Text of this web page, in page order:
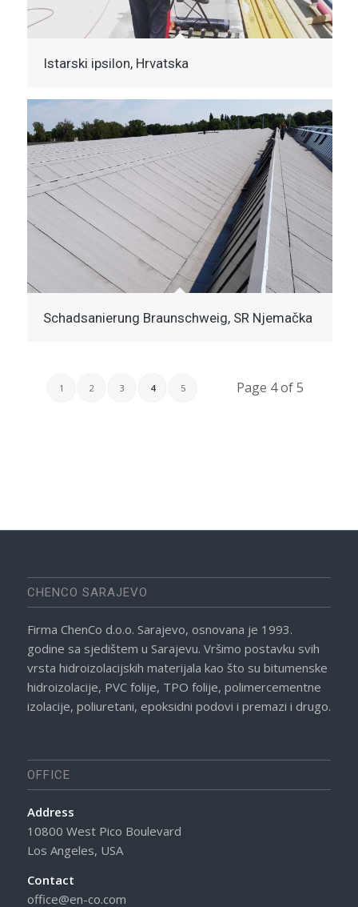
Istarski ipsilon, Hrvatska
Schadsanierung Braunschweig, SR Njemačka
Page 4 of 5
1 2 3 4 5
CHENCO SARAJEVO
Firma ChenCo d.o.o. Sarajevo, osnovana je 1993.
godine sa sjedištem u Sarajevu. Vršimo postavku svih
vrsta hidroizolacijskih materijala kao što su bitumenske
hidroizolacije, PVC folije, TPO folije, polimercementne
izolacije, poliuretani, epoksidni podovi i premazi i drugo.
OFFICE
Address
10800 West Pico Boulevard
Los Angeles, USA
Contact
office@en-co.com